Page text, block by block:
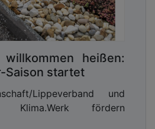
heißen:
Saison startet
Lippeverband und
Klima.Werk fördern